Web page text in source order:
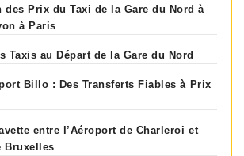
des Prix du Taxi de la Gare du Nord à
à Paris
Taxis au Départ de la Gare du Nord
Billo : Des Transferts Fiables à Prix
entre l’Aéroport de Charleroi et
Bruxelles